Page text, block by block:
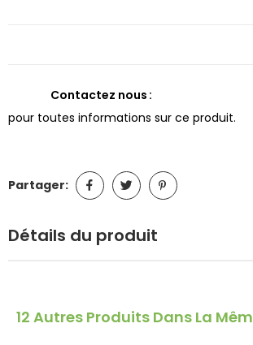
Contactez nous
pour toutes informations sur ce produit.
Partager:
Détails du produit
12 Autres Produits Dans La